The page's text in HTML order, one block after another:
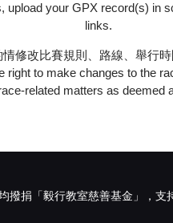
upload your GPX record(s) in
links.
修改比賽規則、路線、舉行時
right to make changes to the
related matters as deemed
撥捐「毅行教室慈善基金 」，支